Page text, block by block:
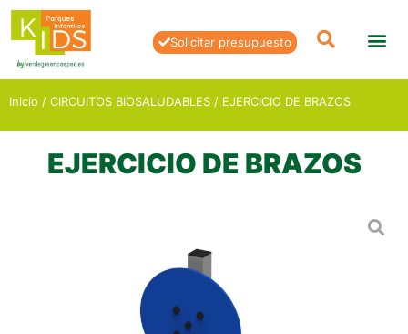
Solicitar presupuesto
Inicio / CIRCUITOS BIOSALUDABLES / EJERCICIO DE BRAZOS
EJERCICIO DE BRAZOS